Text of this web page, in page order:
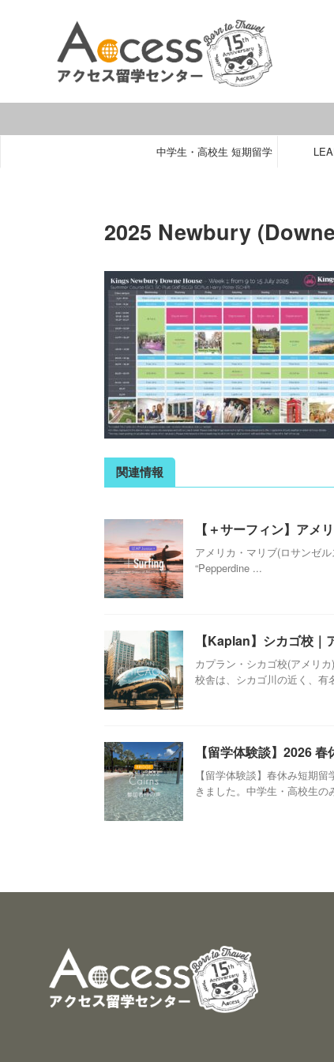
中学生・高校生 短期留学
2025 Newbury
関連情報
【＋サーフィン】アメ
アメリカ・マリブ(ロサンゼ
“Pepperdine ...
【Kaplan】シカゴ校｜
カプラン・シカゴ校(アメリ
校舎は、シカゴ川の近く、有
【留学体験談】2026
【留学体験談】春休み短期
きました。中学生・高校生